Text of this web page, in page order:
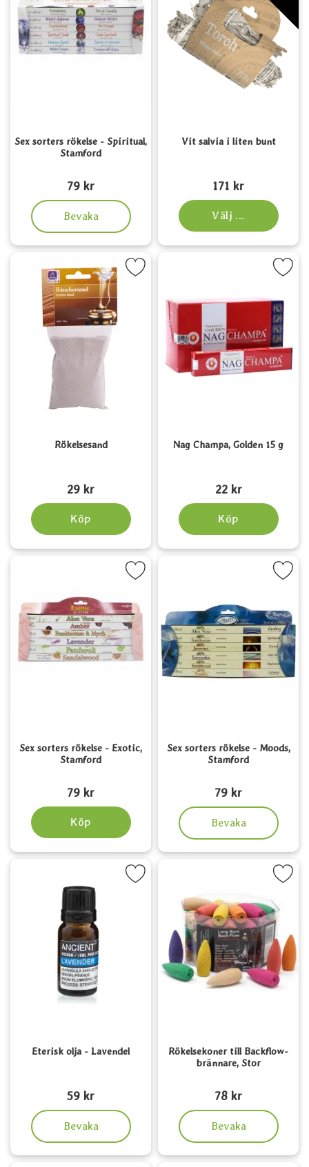
Sex sorters rökelse - Spiritual,
Stamford
79 kr
Bevaka
, Sex sorters rökelse - Spiritual, Stamford
Vit salvia i liten bunt
171 kr
Välj ...
Rökelsesand
29 kr
Köp
Markera rökelsesand som favorit
Nag Champa, Golden 15 g
22 kr
Köp
Markera nag Champa,
Sex sorters rökelse - Exotic,
Stamford
79 kr
Köp
sex sorters rökelse - Exotic, Stamford som favorit
Sex sorters rökelse - Moods,
Stamford
79 kr
Bevaka
, Sex sorters rökelse -
Markera sex sorters rökelse -
Eterisk olja - Lavendel
59 kr
Bevaka
, Eterisk olja - Lavendel
Markera eterisk olja - Lavendel som favorit
Rökelsekoner till Backflow-
brännare, Stor
78 kr
Bevaka
, Rökelsekoner till
Markera rökelsekoner till Backflow-